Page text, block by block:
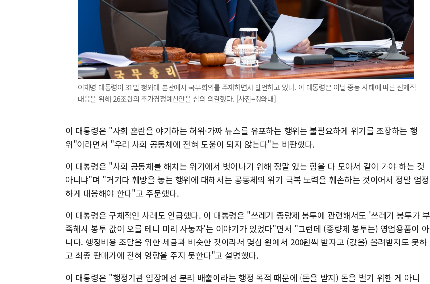
이재명 대통령이 31일 청와대 본관에서 국무회의를 주재하면서 발언하고 있다. 이 대통령은 이날 중동 사태에 따른 선제적
대응을 위해 26조원의 추가경정예산안을 심의 의결했다. [사진=청와대]
이 대통령은 "사회 혼란을 야기하는 허위·가짜 뉴스를 유포하는 행위는 불필요하게 위기를 조장하는 행
위"이라면서 "우리 사회 공동체에 전혀 도움이 되지 않는다"는 비판했다.
이 대통령은 "사회 공동체를 해치는 위기에서 벗어나기 위해 정말 있는 힘을 다 모아서 같이 가야 하는 것
아니냐"며 "거기다 훼방을 놓는 행위에 대해서는 공동체의 위기 극복 노력을 훼손하는 것이어서 정말 엄정
하게 대응해야 한다"고 주문했다.
이 대통령은 구체적인 사례도 언급했다. 이 대통령은 "쓰레기 종량제 봉투에 관련해서도 '쓰레기 봉투가 부
족해서 봉투 값이 오를 테니 미리 사놓자'는 이야기가 있었다"면서 "그런데 (종량제 봉투는) 영업용품이 아
니다. 행정비용 조달을 위한 세금과 비슷한 것이라서 몇십 원에서 200원씩 받자고 (값을) 올려받지도 못하
고 최종 판매가에 전혀 영향을 주지 못한다"고 설명했다.
이 대통령은 "행정기관 입장에선 분리 배출이라는 행정 목적 때문에 (돈을 받지) 돈을 벌기 위한 게 아니